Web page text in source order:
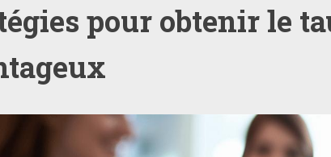
pour obtenir le